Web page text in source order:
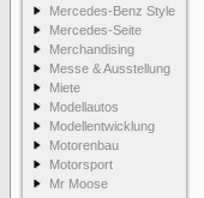
Mercedes-Benz Style
Mercedes-Seite
Merchandising
Messe & Ausstellung
Miete
Modellautos
Modellentwicklung
Motorenbau
Motorsport
Mr Moose